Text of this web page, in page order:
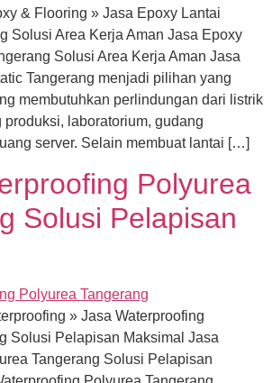
& Flooring » Jasa Epoxy Lantai
Solusi Area Kerja Aman Jasa Epoxy
Solusi Area Kerja Aman Jasa
Tangerang menjadi pilihan yang
membutuhkan perlindungan dari listrik
produksi, laboratorium, gudang
server. Selain membuat lantai […]
Polyurea
Solusi Pelapisan
» Jasa Waterproofing
Solusi Pelapisan Maksimal Jasa
Tangerang Solusi Pelapisan